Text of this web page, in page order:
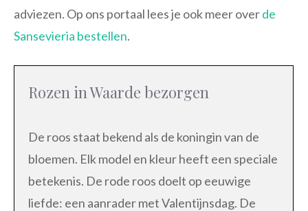
adviezen. Op ons portaal lees je ook meer overde
Sansevieria bestellen.
Rozen in Waarde bezorgen
De roos staat bekend als de koningin van de
bloemen. Elk model en kleur heeft een speciale
betekenis. De rode roos doelt op eeuwige
liefde: een aanrader met Valentijnsdag. De